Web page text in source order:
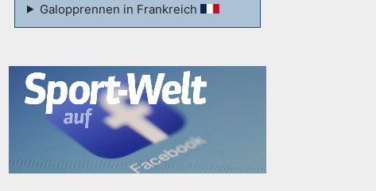
Galopprennen in Frankreich